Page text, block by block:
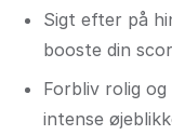
Sigt efter på
booste din
Forbliv rolig
intense